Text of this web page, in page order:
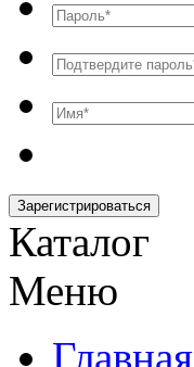
Зарегистрироваться
Каталог
Меню
Главная